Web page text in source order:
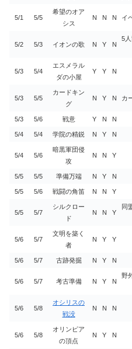
5/1 5/5
希望のオア
シス
N N N イ
5/2 5/3 イオンの歌 N Y N
5
5/3 5/4
エスメラル
ダの小屋
Y Y N
5/3 5/5
カードキン
グ
N Y N カ
5/3 5/6 戦意 Y N N
5/4 5/4 学院の精鋭 N Y N
5/4 5/6
暗黒軍団侵
攻
N N Y
5/5 5/5 準備万端 N Y N
5/5 5/6 戦闘の角笛 N N Y
5/5 5/7
シルクロー
ド
N N Y
同
5/6 5/7
文明を築く
者
N Y Y
5/6 5/7 古跡発掘 N Y N
5/6 5/7 考古準備 N Y N
野
5/6 5/8
オシリスの
戦没
N N N
5/6 5/8
オリンピア
の頂点
N Y N